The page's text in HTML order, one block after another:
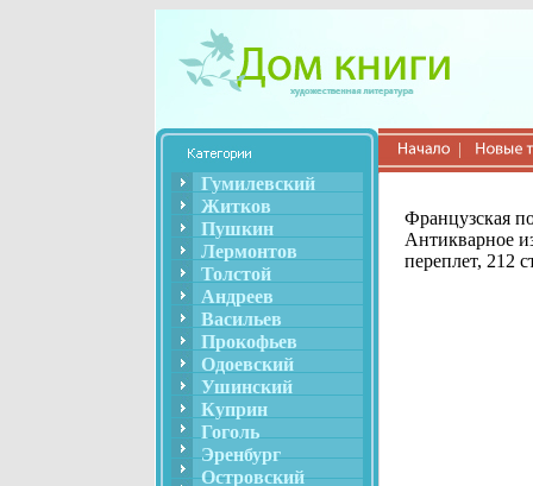
Гумилевский
Житков
Пушкин
Лермонтов
Толстой
Андреев
Васильев
Прокофьев
Одоевский
Ушинский
Куприн
Гоголь
Эренбург
Островский
Французская
Антикварное
переплет, 212